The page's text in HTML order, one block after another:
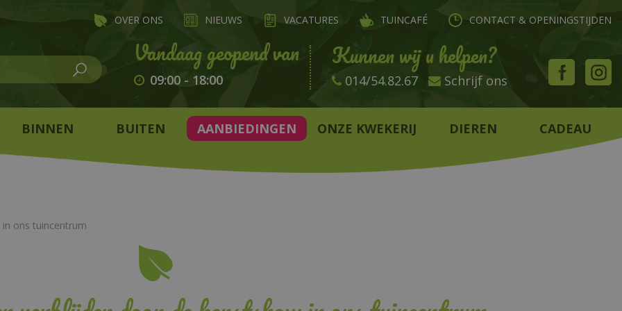
ons tuincentrum
OVER ONS NIEUWS VACATURES TUINCAFÉ CONTACT & OPENINGSTIJDEN
09:00- 18:00
Kunnen wij u helpen?
014/54.82.67 Schrijf ons
BINNEN BUITEN AANBIEDINGEN ONZE KWEKERIJ DIEREN CADEAU